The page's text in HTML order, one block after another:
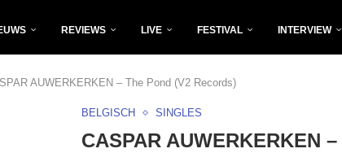
REVIEWS LIVE FESTIVAL INTERVIEW
AUWERKERKEN – The Pond (V2 Records)
BELGISCH SINGLES
CASPAR AUWERKERKEN